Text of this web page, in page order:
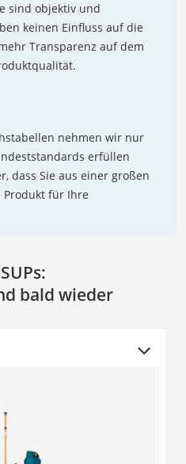
sind objektiv und
keinen Einfluss auf die
Transparenz auf dem
nehmen wir nur
erfüllen
dass Sie aus einer großen
Produkt für Ihre
bald wieder